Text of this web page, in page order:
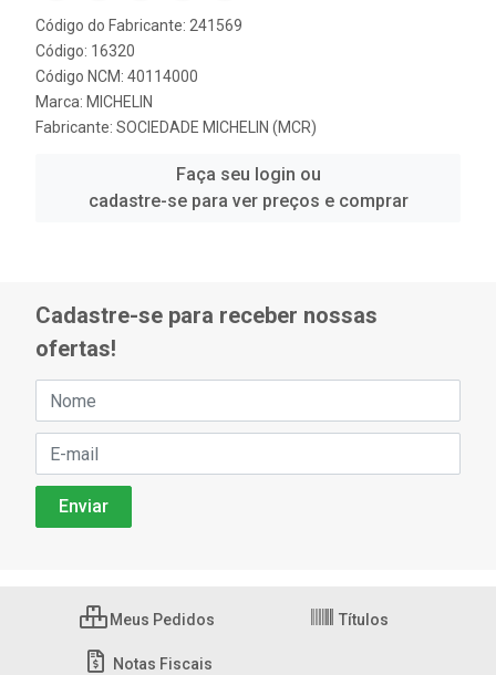
Código do Fabricante: 241569
Código: 16320
Código NCM: 40114000
Marca: MICHELIN
Fabricante: SOCIEDADE MICHELIN (MCR)
Faça seu login ou
cadastre-se para ver preços e comprar
Cadastre-se para receber nossas
ofertas!
Meus Pedidos Títulos
Notas Fiscais